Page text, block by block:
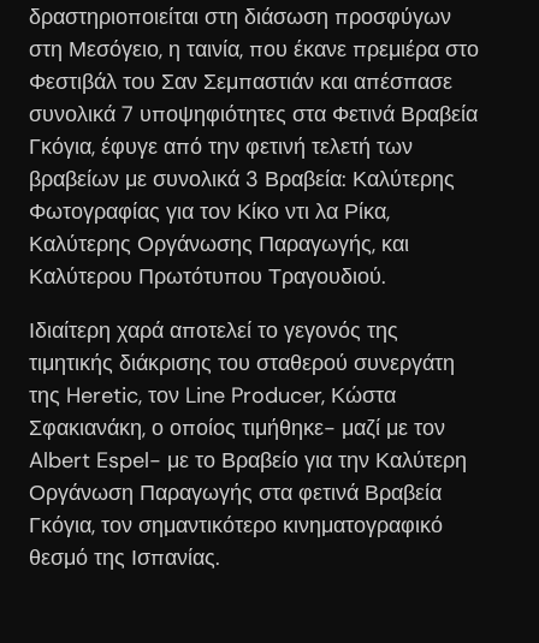
δραστηριοποιείται στη διάσωση προσφύγων
στη Μεσόγειο, η ταινία, που έκανε πρεμιέρα στο
Φεστιβάλ του Σαν Σεμπαστιάν και απέσπασε
συνολικά 7 υποψηφιότητες στα Φετινά Βραβεία
Γκόγια, έφυγε από την φετινή τελετή των
βραβείων με συνολικά 3 Βραβεία: Καλύτερης
Φωτογραφίας για τον Κίκο ντι λα Ρίκα,
Καλύτερης Οργάνωσης Παραγωγής, και
Καλύτερου Πρωτότυπου Τραγουδιού.
Ιδιαίτερη χαρά αποτελεί το γεγονός της
τιμητικής διάκρισης του σταθερού συνεργάτη
της Heretic, τον Line Producer, Κώστα
Σφακιανάκη, ο οποίος τιμήθηκε- μαζί με τον
Albert Espel- με το Βραβείο για την Καλύτερη
Οργάνωση Παραγωγής στα φετινά Βραβεία
Γκόγια, τον σημαντικότερο κινηματογραφικό
θεσμό της Ισπανίας.